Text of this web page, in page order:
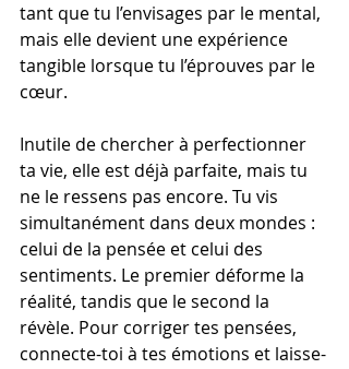
tant que tu l’envisages par le mental,
mais elle devient une expérience
tangible lorsque tu l’éprouves par le
cœur.
Inutile de chercher à perfectionner
ta vie, elle est déjà parfaite, mais tu
ne le ressens pas encore. Tu vis
simultanément dans deux mondes :
celui de la pensée et celui des
sentiments. Le premier déforme la
réalité, tandis que le second la
révèle. Pour corriger tes pensées,
connecte-toi à tes émotions et laisse-